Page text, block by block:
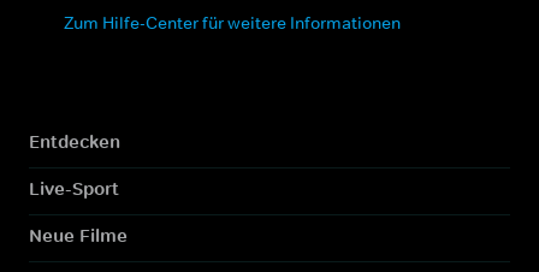
Zum Hilfe-Center für weitere Informationen
Entdecken
Live-Sport
Neue Filme